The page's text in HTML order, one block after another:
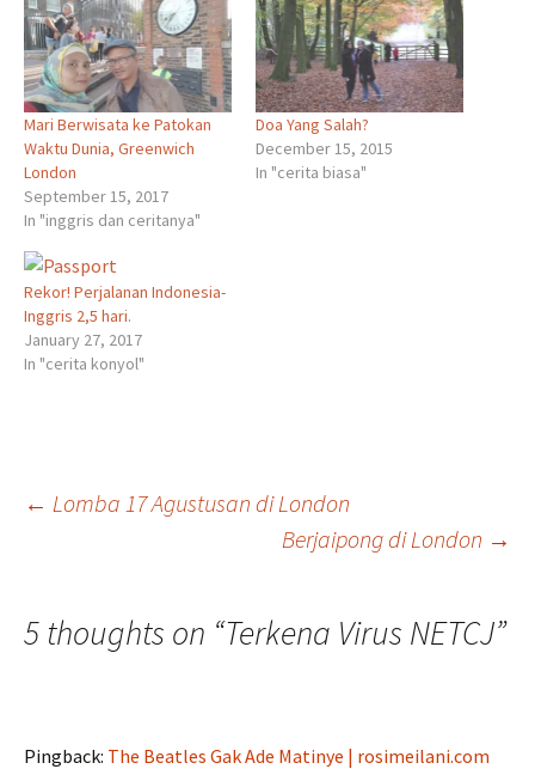
Mari Berwisata ke Patokan
Waktu Dunia, Greenwich
London
September 15, 2017
In "inggris dan ceritanya"
Doa Yang Salah?
December 15, 2015
In "cerita biasa"
Rekor! Perjalanan Indonesia-
Inggris 2,5 hari.
January 27, 2017
In "cerita konyol"
Post
← Lomba 17 Agustusan di London
Berjaipong di London →
5 thoughts on “Terkena Virus NETCJ”
Pingback: The Beatles Gak Ade Matinye | rosimeilani.com